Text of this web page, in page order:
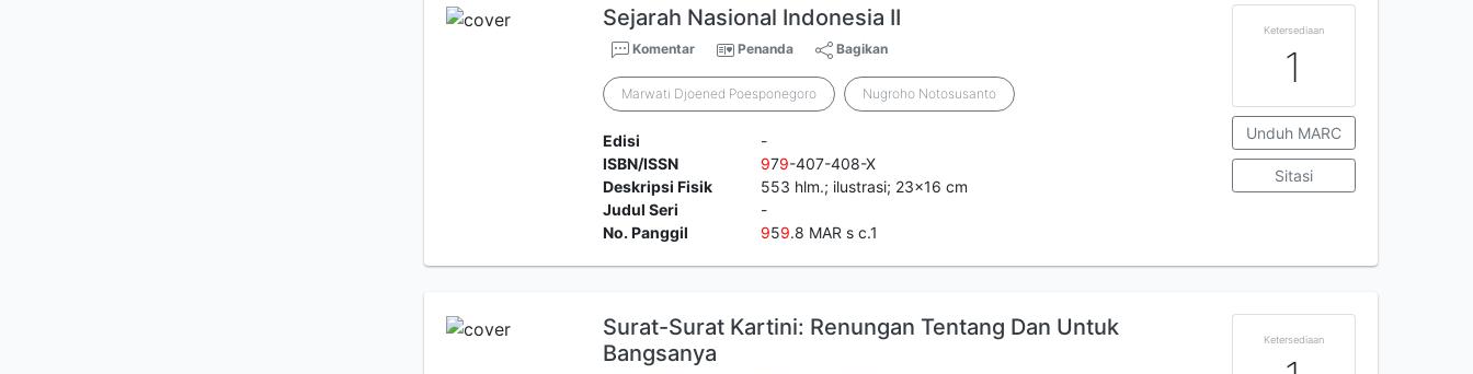
Sejarah Nasional Indonesia II
Komentar Penanda Bagikan
Marwati Djoened Poesponegoro Nugroho Notosusanto
Edisi
-
ISBN/ISSN
979-407-408-X
Deskripsi Fisik
553 hlm.; ilustrasi; 23x16 cm
Judul Seri
-
No. Panggil
959.8 MAR s c.1
Ketersediaan
1
Unduh MARC
Sitasi
Surat-Surat Kartini: Renungan Tentang Dan Untuk
Bangsanya
Ketersediaan